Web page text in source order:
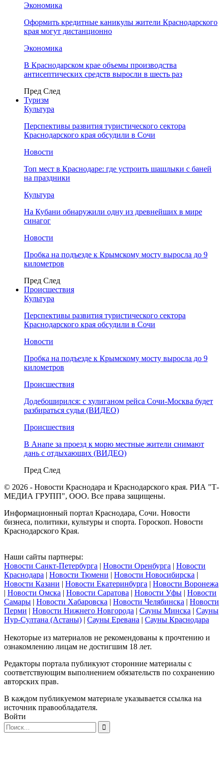
Экономика
Оформить кредитные каникулы жители Краснодарского
края могут дистанционно
Экономика
В Краснодарском крае объемы производства
антисептических средств выросли в шесть раз
Пред След
Туризм
Культура
Перспективы развития туристического сектора
Краснодарского края обсудили в Сочи
Новости
Топ мест в Краснодаре: где устроить шашлыки с баней
на праздники
Культура
На Кубани обнаружили одну из древнейших в мире
синагог
Новости
Пробка на подъезде к Крымскому мосту выросла до 9
километров
Пред След
Происшествия
Культура
Перспективы развития туристического сектора
Краснодарского края обсудили в Сочи
Новости
Пробка на подъезде к Крымскому мосту выросла до 9
километров
Происшествия
Додебоширился: с хулиганом рейса Сочи-Москва будет
разбираться судья (ВИДЕО)
Происшествия
В Анапе за проезд к морю местные жители снимают
дань с отдыхающих (ВИДЕО)
Пред След
© 2026 - Новости Краснодара и Краснодарского края. РИА "Т-
МЕДИА ГРУПП", ООО. Все права защищены.
Информационный портал Краснодара, Сочи. Новости
бизнеса, политики, культуры и спорта. Гороскоп. Новости
Краснодарского Края.
Наши сайты партнеры:
Новости Санкт-Петербурга | Новости Оренбурга | Новости
Краснодара | Новости Тюмени | Новости Новосибирска |
Новости Казани | Новости Екатеринбурга | Новости Воронежа
| Новости Омска | Новости Саратова | Новости Уфы | Новости
Самары | Новости Хабаровска | Новости Челябинска | Новости
Перми | Новости Нижнего Новгорода | Сауны Минска | Сауны
Нур-Султана (Астаны) | Сауны Еревана | Сауны Краснодара
Некоторые из материалов не рекомендованы к прочтению и
ознакомлению лицам не достигшим 18 лет.
Редакторы портала публикуют сторонние материалы с
соответствующим выполнением обязательств по сохранению
авторских прав.
В каждом публикуемом материале указывается ссылка на
источник правообладателя.
Войти